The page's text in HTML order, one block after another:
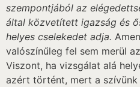
szempontjából az
által közvetített igazság és
helyes cselekedet adja.
valószínűleg fel sem merül
Viszont, ha vizsgálat alá
azért történt, mert a